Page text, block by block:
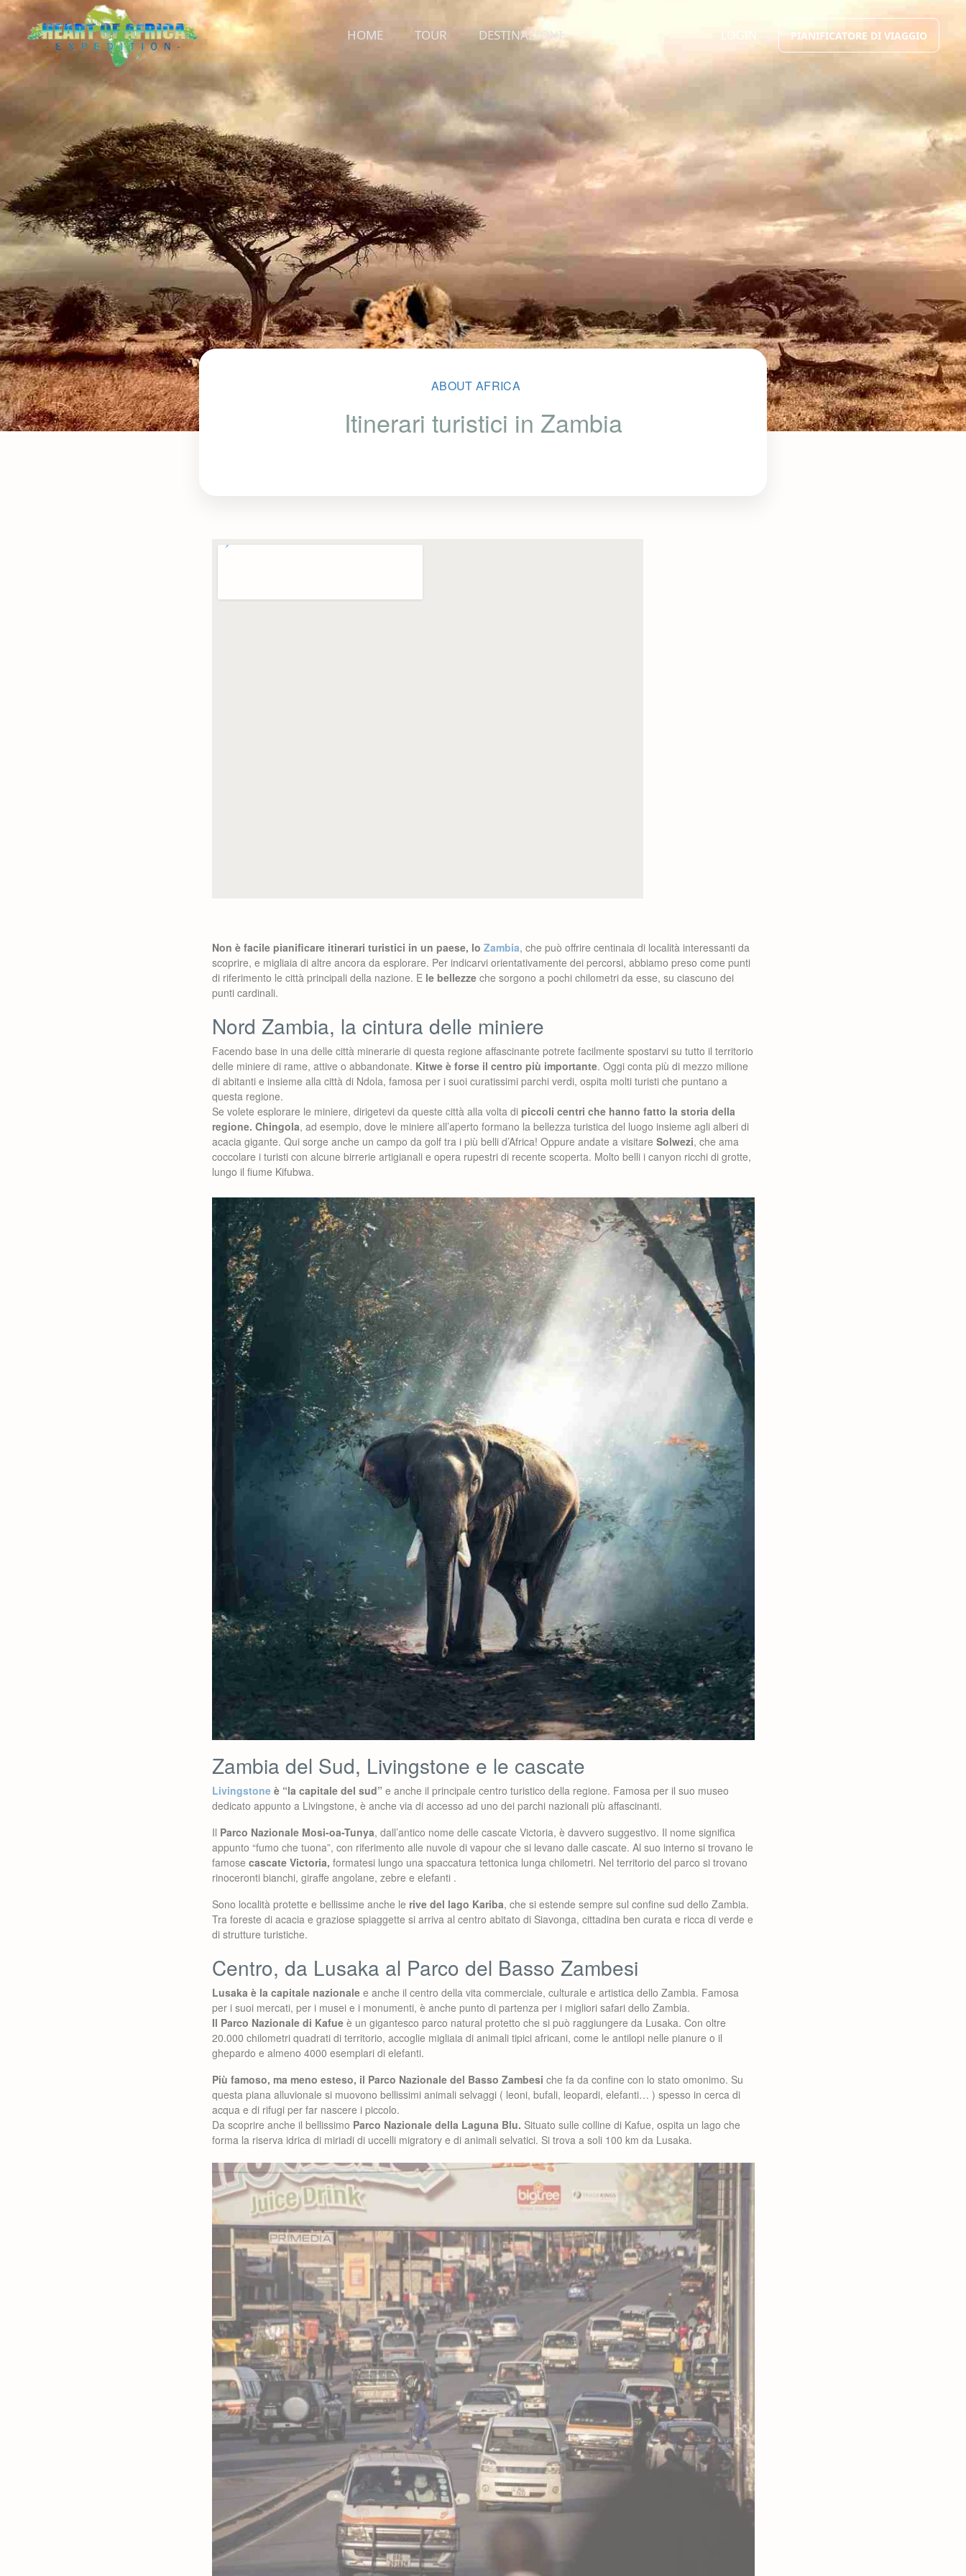
HOME TOUR DESTINAZIONI LOGIN PIANIFICATORE DI VIAGGIO
ABOUT AFRICA
Itinerari turistici in Zambia
Non è facile pianificare itinerari turistici in un paese, lo Zambia, che può offrire centinaia di località interessanti da
scoprire, e migliaia di altre ancora da esplorare. Per indicarvi orientativamente dei percorsi, abbiamo preso come punti
di riferimento le città principali della nazione. E le bellezze che sorgono a pochi chilometri da esse, su ciascuno dei
punti cardinali.
Nord Zambia, la cintura delle miniere
Facendo base in una delle città minerarie di questa regione affascinante potrete facilmente spostarvi su tutto il territorio
delle miniere di rame, attive o abbandonate. Kitwe è forse il centro più importante. Oggi conta più di mezzo milione
di abitanti e insieme alla città di Ndola, famosa per i suoi curatissimi parchi verdi, ospita molti turisti che puntano a
questa regione.
Se volete esplorare le miniere, dirigetevi da queste città alla volta di piccoli centri che hanno fatto la storia della
regione. Chingola, ad esempio, dove le miniere all’aperto formano la bellezza turistica del luogo insieme agli alberi di
acacia gigante. Qui sorge anche un campo da golf tra i più belli d’Africa! Oppure andate a visitare Solwezi, che ama
coccolare i turisti con alcune birrerie artigianali e opera rupestri di recente scoperta. Molto belli i canyon ricchi di grotte,
lungo il fiume Kifubwa.
Zambia del Sud, Livingstone e le cascate
Livingstone è “la capitale del sud” e anche il principale centro turistico della regione. Famosa per il suo museo
dedicato appunto a Livingstone, è anche via di accesso ad uno dei parchi nazionali più affascinanti.
Il Parco Nazionale Mosi-oa-Tunya, dall’antico nome delle cascate Victoria, è davvero suggestivo. Il nome significa
appunto “fumo che tuona”, con riferimento alle nuvole di vapour che si levano dalle cascate. Al suo interno si trovano le
famose cascate Victoria, formatesi lungo una spaccatura tettonica lunga chilometri. Nel territorio del parco si trovano
rinoceronti bianchi, giraffe angolane, zebre e elefanti .
Sono località protette e bellissime anche le rive del lago Kariba, che si estende sempre sul confine sud dello Zambia.
Tra foreste di acacia e graziose spiaggette si arriva al centro abitato di Siavonga, cittadina ben curata e ricca di verde e
di strutture turistiche.
Centro, da Lusaka al Parco del Basso Zambesi
Lusaka è la capitale nazionale e anche il centro della vita commerciale, culturale e artistica dello Zambia. Famosa
per i suoi mercati, per i musei e i monumenti, è anche punto di partenza per i migliori safari dello Zambia.
Il Parco Nazionale di Kafue è un gigantesco parco natural protetto che si può raggiungere da Lusaka. Con oltre
20.000 chilometri quadrati di territorio, accoglie migliaia di animali tipici africani, come le antilopi nelle pianure o il
ghepardo e almeno 4000 esemplari di elefanti.
Più famoso, ma meno esteso, il Parco Nazionale del Basso Zambesi che fa da confine con lo stato omonimo. Su
questa piana alluvionale si muovono bellissimi animali selvaggi ( leoni, bufali, leopardi, elefanti… ) spesso in cerca di
acqua e di rifugi per far nascere i piccolo.
Da scoprire anche il bellissimo Parco Nazionale della Laguna Blu. Situato sulle colline di Kafue, ospita un lago che
forma la riserva idrica di miriadi di uccelli migratory e di animali selvatici. Si trova a soli 100 km da Lusaka.